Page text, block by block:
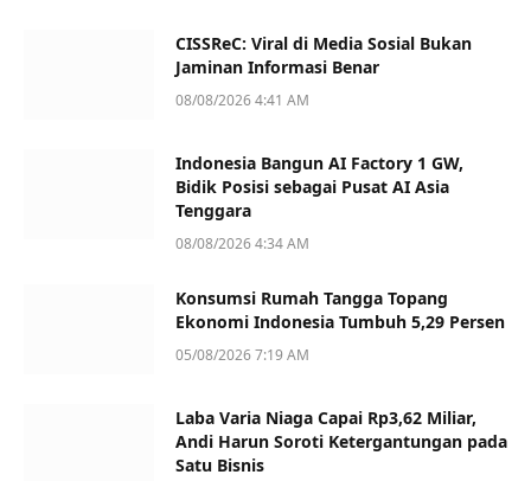
CISSReC: Viral di Media Sosial Bukan
Jaminan Informasi Benar
08/08/2026 4:41 AM
Indonesia Bangun AI Factory 1 GW,
Bidik Posisi sebagai Pusat AI Asia
Tenggara
08/08/2026 4:34 AM
Konsumsi Rumah Tangga Topang
Ekonomi Indonesia Tumbuh 5,29 Persen
05/08/2026 7:19 AM
Laba Varia Niaga Capai Rp3,62 Miliar,
Andi Harun Soroti Ketergantungan pada
Satu Bisnis